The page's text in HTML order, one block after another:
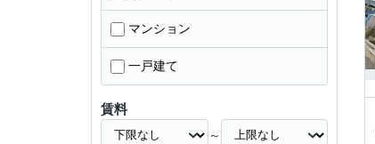
マンション
一戸建て
賃料
～